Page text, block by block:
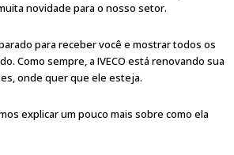
novidade para o nosso setor.
para receber você e mostrar todos os
Como sempre, a IVECO está renovando sua
onde quer que ele esteja.
explicar um pouco mais sobre como ela